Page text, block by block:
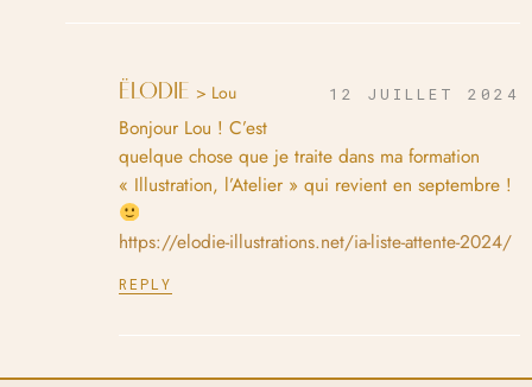
ËLODIE > Lou 12 JUILLET 2024
Bonjour Lou ! C’est
quelque chose que je traite dans ma formation
« Illustration, l’Atelier » qui revient en septembre !
https://elodie-illustrations.net/ia-liste-attente-2024/
REPLY